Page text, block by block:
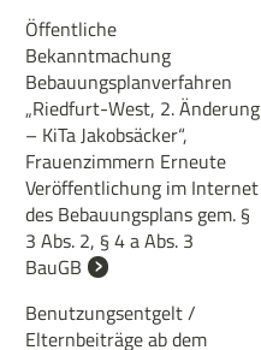
Öffentliche
Bekanntmachung
Bebauungsplanverfahren
„Riedfurt-West, 2. Änderung
– KiTa Jakobsäcker“,
Frauenzimmern Erneute
Veröffentlichung im Internet
des Bebauungsplans gem. §
3 Abs. 2, § 4 a Abs. 3
BauGB
Benutzungsentgelt /
Elternbeiträge ab dem